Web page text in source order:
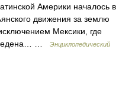
Америки началось в
движения за землю
Мексики, где
…
Энциклопедический